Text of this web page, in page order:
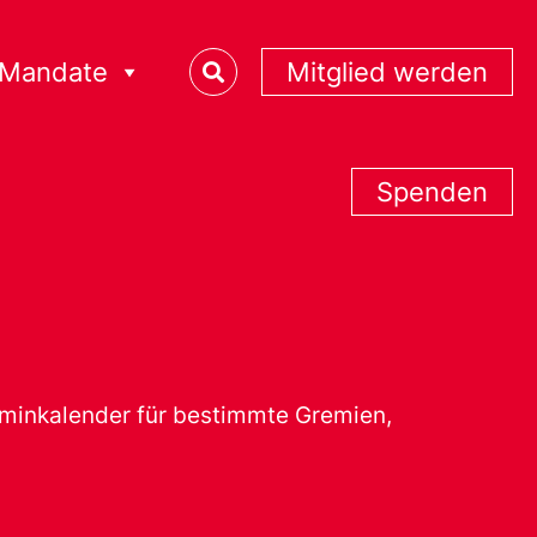
Mandate Mitglied werden
Spenden
für bestimmte Gremien,